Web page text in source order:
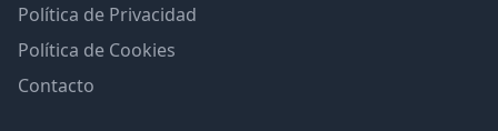
Política de Privacidad
Política de Cookies
Contacto